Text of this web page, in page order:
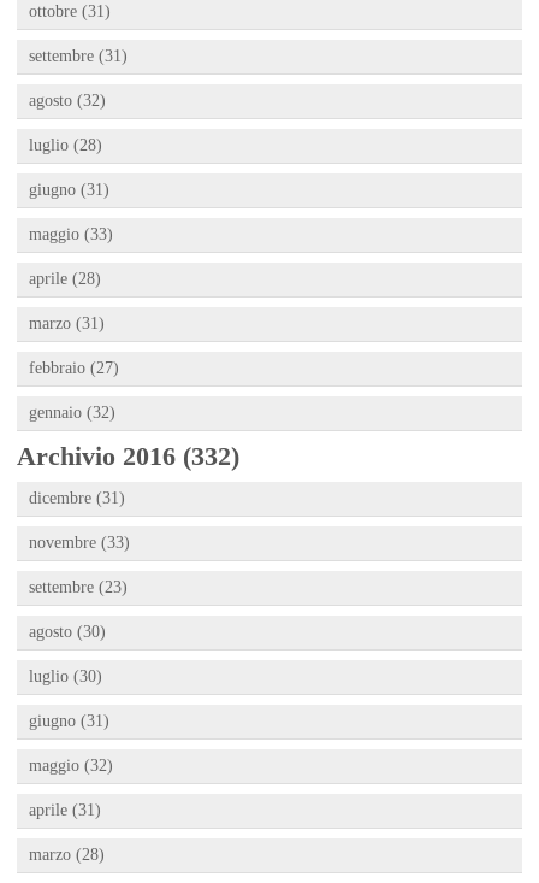
ottobre (31)
settembre (31)
agosto (32)
luglio (28)
giugno (31)
maggio (33)
aprile (28)
marzo (31)
febbraio (27)
gennaio (32)
Archivio 2016 (332)
dicembre (31)
novembre (33)
settembre (23)
agosto (30)
luglio (30)
giugno (31)
maggio (32)
aprile (31)
marzo (28)